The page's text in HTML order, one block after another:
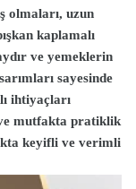
olmaları, uzun
kaplamalı
ve yemeklerin
sayesinde
ihtiyaçları
mutfakta pratiklik
keyifli ve verimli